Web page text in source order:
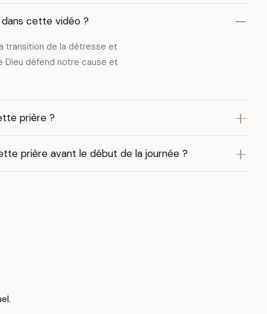
cette vidéo ?
transition de la détresse et
Dieu défend notre cause et
prière ?
prière avant le début de la journée ?